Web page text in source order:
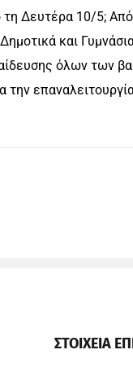
τη Δευτέρα 10/5;
και
όλων των
την
ΣΤΟΙΧΕΙΑ